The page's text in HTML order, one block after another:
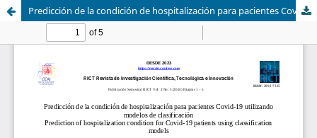
Predicción de la condición de hospitalización para pacientes Covid-19 utilizando modelos de clasificación